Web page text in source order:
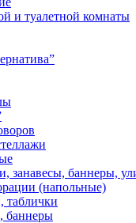
и туалетной комнаты
занавесы, баннеры,
(напольные)
таблички
баннеры